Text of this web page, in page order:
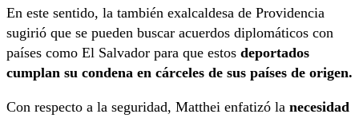
En este sentido, la también exalcaldesa de Providencia
sugirió que se pueden buscar acuerdos diplomáticos con
países como El Salvador para que estos deportados
cumplan su condena en cárceles de sus países de origen.
Con respecto a la seguridad, Matthei enfatizó la necesidad